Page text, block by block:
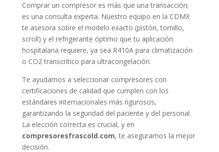
Comprar un compresor es más que una transacción;
es una consulta experta. Nuestro equipo en la CDMX
te asesora sobre el modelo exacto (pistón, tornillo,
scroll) y el refrigerante óptimo que tu aplicación
hospitalaria requiere, ya sea R410A para climatización
o CO2 transcritico para ultracongelación.
Te ayudamos a seleccionar compresores con
certificaciones de calidad que cumplen con los
estándares internacionales más rigurosos,
garantizando la seguridad del paciente y del personal.
La elección correcta es crucial, y en
compresoresfrascold.com, te aseguramos la mejor
decisión.